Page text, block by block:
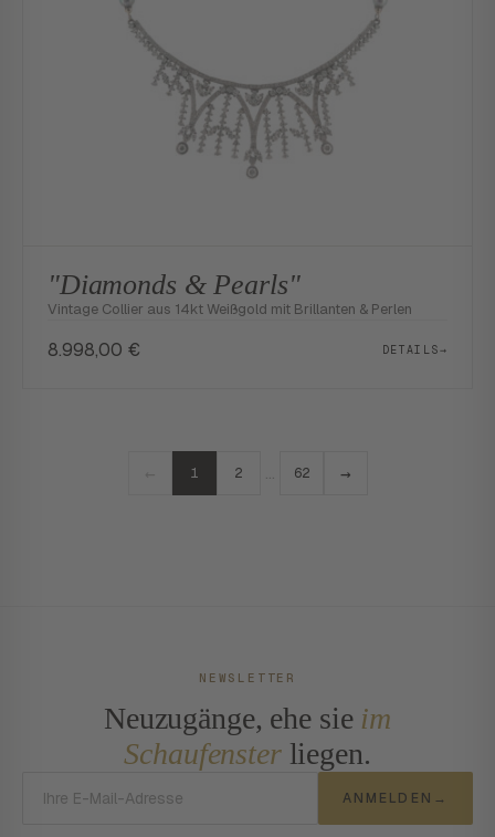
"Diamonds & Pearls"
Vintage Collier aus 14kt Weißgold mit Brillanten & Perlen
8.998,00 € DETAILS→
1 2 … 62 →
NEWSLETTER
Neuzugänge, ehe sie im
Schaufensterliegen.
ANMELDEN →